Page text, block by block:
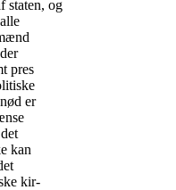
staten, og
pres
er
kan
kir-